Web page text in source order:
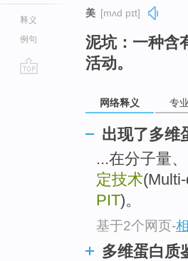
释义
例句
美 [mʌd pɪt]
泥坑：一种含
活动。
网络释义 专
出现了多维
...在分子量
定技术
PIT)。
基于2个网页-
多维蛋白质